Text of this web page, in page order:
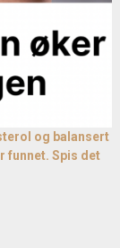
og balansert
funnet. Spis det